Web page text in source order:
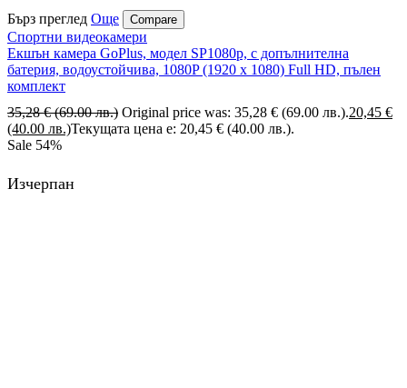
Бърз преглед Още Compare
Спортни видеокамери
Екшън камера GoPlus, модел SP1080p, с допълнителна
батерия, водоустойчива, 1080P (1920 х 1080) Full HD, пълен
комплект
35,28€ (69.00 лв.) Original price was: 35,28 € (69.00 лв.).20,45 €
(40.00 лв.)Текущата цена е: 20,45 € (40.00 лв.).
Sale 54%
Изчерпан